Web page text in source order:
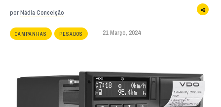
porNádia Conceição
CAMPANHAS PESADOS 21 Março, 2024